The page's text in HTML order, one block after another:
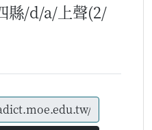
縣/d/a/上聲(2/